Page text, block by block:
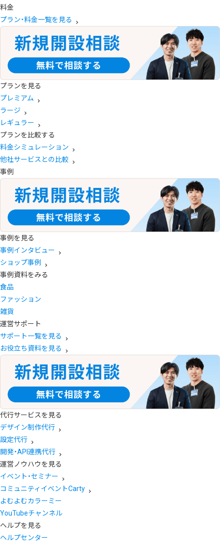
料金
プラン・料金一覧を見る
プランを見る
プレミアム
ラージ
レギュラー
プランを比較する
料金シミュレーション
他社サービスとの比較
事例
事例を見る
事例インタビュー
ショップ事例
事例資料をみる
食品
ファッション
雑貨
運営サポート
サポート一覧を見る
お役立ち資料を見る
代行サービスを見る
デザイン制作代行
設定代行
開発・API連携代行
運営ノウハウを見る
イベント・セミナー
コミュニティイベントCarty
よむよむカラーミー
YouTubeチャンネル
ヘルプを見る
ヘルプセンター